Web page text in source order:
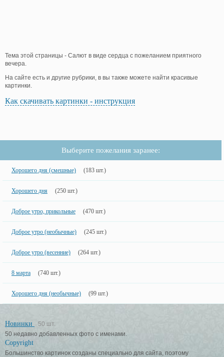
Тема этой страницы - Салют в виде сердца с пожеланием приятного
вечера.
На сайте есть и другие рубрики, в вы также можете найти красивые
картинки.
Как скачивать картинки - инструкция
Выберите пожелания заранее:
Хорошего дня (смешные) (183 шт.)
Хорошего дня (250 шт.)
Доброе утро, прикольные (470 шт.)
Доброе утро (необычные) (245 шт.)
Доброе утро (весенние) (264 шт.)
8 марта (740 шт.)
Хорошего дня (необычные) (99 шт.)
Новинки
50 шт.
50 недавно добавленных фото с именами.
Copyright
Большинство картинок созданы специально для сайта, поэтому